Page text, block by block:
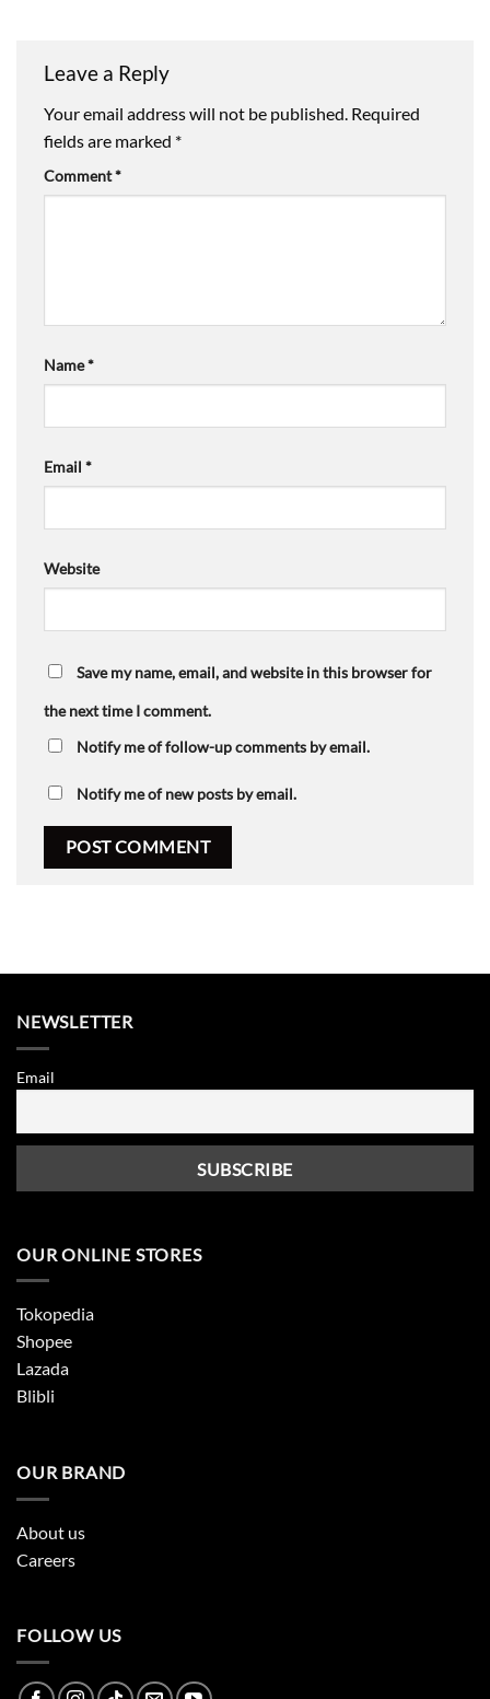
Leave a Reply
Your email address will not be published. Required
fields are marked *
Comment*
Name*
Email *
Website
Save my name, email, and website in this browser for
the next time I comment.
Notify me of follow-up comments by email.
Notify me of new posts by email.
NEWSLETTER
Email
OUR ONLINE STORES
Tokopedia
Shopee
Lazada
Blibli
OUR BRAND
About us
Careers
FOLLOW US